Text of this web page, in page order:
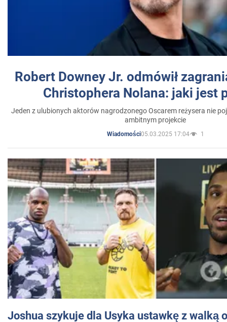
Robert Downey Jr. odmówił
Christophera Nolana: jaki jest
Jeden z ulubionych aktorów nagrodzonego Oscarem reżysera nie
ambitnym projekcie
Wiadomości05.03.2025 17:04 1
Joshua szykuje dla Usyka ustawkę z walką